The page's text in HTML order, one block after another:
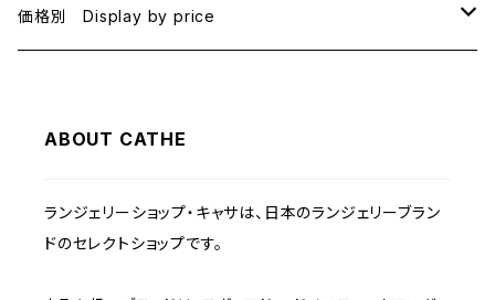
B75
C70
C75
BLACK
BEIGE
NAVY
価格別 Display by price
1000~
2000~
ABOUT CATHE
ランジェリーショップ・キャサは、日本のランジェリーブラン
ドのセレクトショップです。